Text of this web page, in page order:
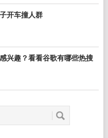
开车撞人群
兴趣？看看谷歌有哪些热搜